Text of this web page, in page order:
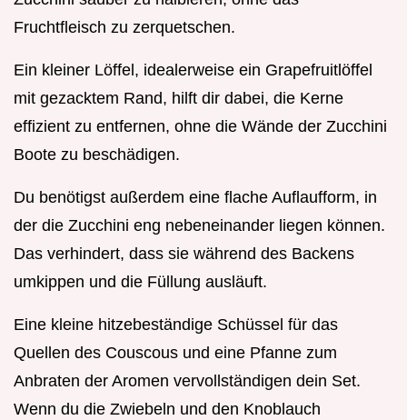
Fruchtfleisch zu zerquetschen.
Ein kleiner Löffel, idealerweise ein Grapefruitlöffel
mit gezacktem Rand, hilft dir dabei, die Kerne
effizient zu entfernen, ohne die Wände der Zucchini
Boote zu beschädigen.
Du benötigst außerdem eine flache Auflaufform, in
der die Zucchini eng nebeneinander liegen können.
Das verhindert, dass sie während des Backens
umkippen und die Füllung ausläuft.
Eine kleine hitzebeständige Schüssel für das
Quellen des Couscous und eine Pfanne zum
Anbraten der Aromen vervollständigen dein Set.
Wenn du die Zwiebeln und den Knoblauch